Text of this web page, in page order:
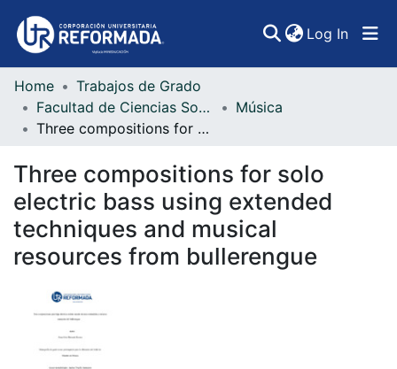
Log In
Communities & Collections
All of DSpace
Statistics
Home
Trabajos de Grado
Facultad de Ciencias Sociales, Artes y Humanidades
Música
Three compositions for solo electric bass using extended techniques and musical resources from bullerengue
Three compositions for solo
electric bass using extended
techniques and musical
resources from bullerengue